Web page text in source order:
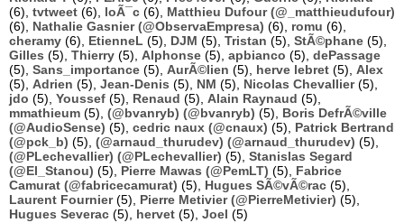
(6), tvtweet (6), loÃ¯c (6), Matthieu Dufour (@_matthieudufour)
(6), Nathalie Gasnier (@ObservaEmpresa) (6), romu (6),
cheramy (6), EtienneL (5), DJM (5), Tristan (5), StÃ©phane (5),
Gilles (5), Thierry (5), Alphonse (5), apbianco (5), dePassage
(5), Sans_importance (5), AurÃ©lien (5), herve lebret (5), Alex
(5), Adrien (5), Jean-Denis (5), NM (5), Nicolas Chevallier(5),
jdo (5), Youssef (5), Renaud (5), Alain Raynaud (5),
mmathieum (5), (@bvanryb) (@bvanryb) (5), Boris DefrÃ©ville
(@AudioSense) (5), cedric naux (@cnaux) (5), Patrick Bertrand
(@pck_b) (5), (@arnaud_thurudev) (@arnaud_thurudev) (5),
(@PLechevallier) (@PLechevallier) (5), Stanislas Segard
(@El_Stanou) (5), Pierre Mawas (@PemLT) (5), Fabrice
Camurat (@fabricecamurat) (5), Hugues SÃ©vÃ©rac (5),
Laurent Fournier(5), Pierre Metivier (@PierreMetivier) (5),
Hugues Severac (5), hervet (5), Joel (5)